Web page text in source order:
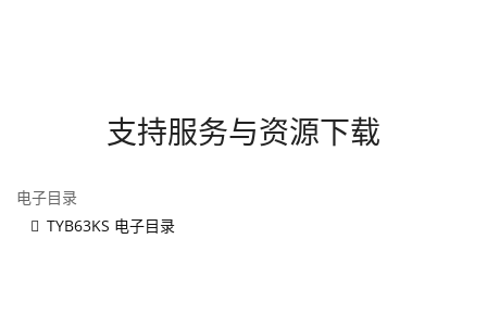
支持服务与资源下载
电子目录
TYB63KS 电子目录